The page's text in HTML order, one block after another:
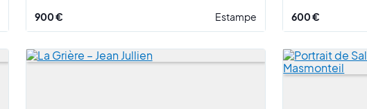
900 € Estampe 600 €